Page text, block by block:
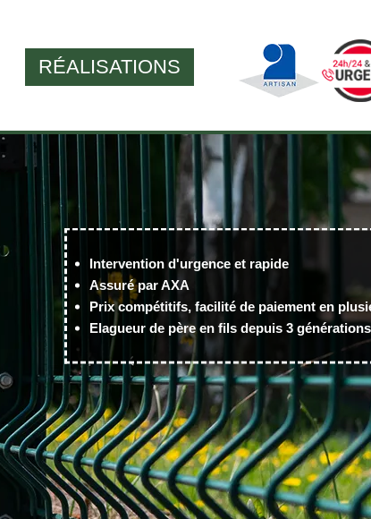
RÉALISATIONS
Intervention d'urgence et rapide
Assuré par AXA
Prix compétitifs, facilité de paiement en
Elagueur de père en fils depuis 3 générations